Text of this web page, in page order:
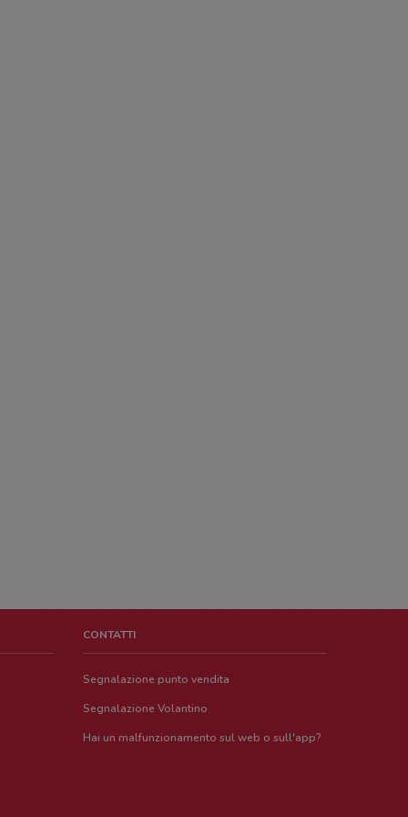
CONTATTI
Segnalazione punto vendita
Segnalazione Volantino
Hai un malfunzionamento sul web o sull'app?